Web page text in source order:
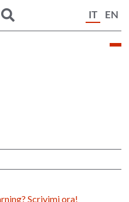
IT EN
Scrivimi ora!